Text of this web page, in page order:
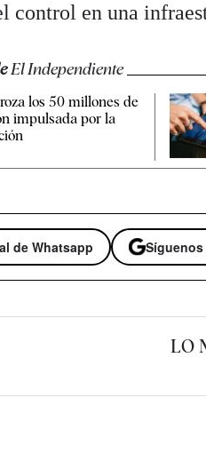
control en una
El Independiente
los 50 millones de
impulsada por la
de Whatsapp
LO